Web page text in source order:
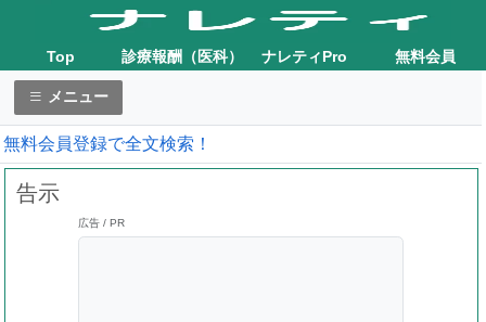
Top 診療報酬（医科） ナレティPro 無料会員
メニュー
無料会員登録で全文検索！
告示
広告 / PR